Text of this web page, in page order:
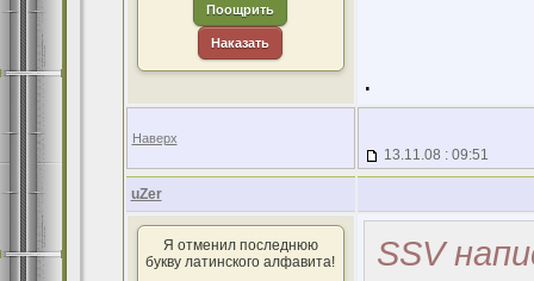
Поощрить
Наказать
.
Наверх
13.11.08 : 09:51
uZer
Я отменил последнюю
букву латинского алфавита!
SSV